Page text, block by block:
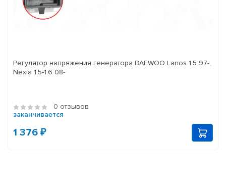
Регулятор напряжения генератора DAEWOO Lanos 1.5 97-,
Nexia 1.5-1.6 08-
0 отзывов
заканчивается
1 376 ₽